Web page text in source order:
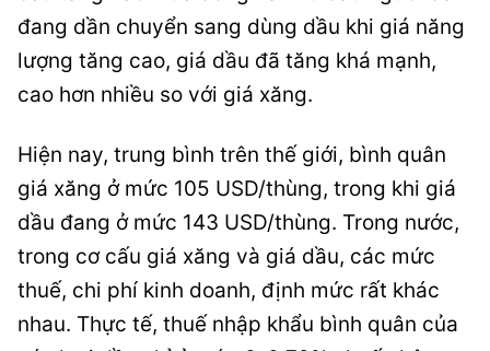
đang dần chuyển sang dùng dầu khi giá năng
lượng tăng cao, giá dầu đã tăng khá mạnh,
cao hơn nhiều so với giá xăng.
Hiện nay, trung bình trên thế giới, bình quân
giá xăng ở mức 105 USD/thùng, trong khi giá
dầu đang ở mức 143 USD/thùng. Trong nước,
trong cơ cấu giá xăng và giá dầu, các mức
thuế, chi phí kinh doanh, định mức rất khác
nhau. Thực tế, thuế nhập khẩu bình quân của